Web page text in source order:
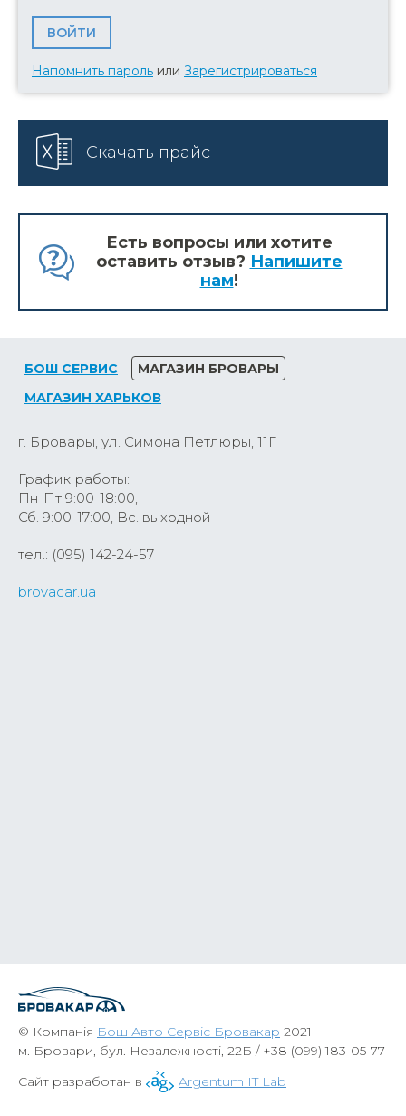
Напомнить пароль или Зарегистрироваться
Скачать прайс
Есть вопросы или хотите
оставить отзыв? Напишите
нам!
БОШ СЕРВИС
МАГАЗИН БРОВАРЫ
МАГАЗИН ХАРЬКОВ
г. Бровары, ул. Симона Петлюры, 11Г
График работы:
Пн-Пт 9:00-18:00,
Сб. 9:00-17:00, Вс. выходной
тел.: (095) 142-24-57
brovacar.ua
© Компанія Бош Авто Сервіс Бровакар 2021
м. Бровари, бул. Незалежності, 22Б /+38 (099) 183-05-77
Сайт разработан в
Argentum IT Lab